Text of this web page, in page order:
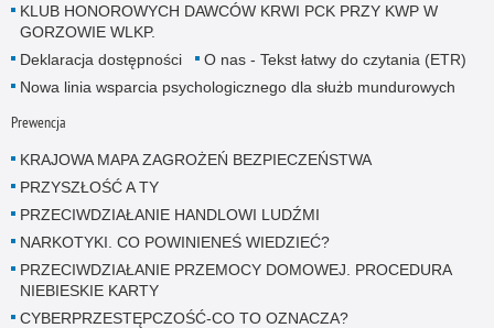
KLUB HONOROWYCH DAWCÓW KRWI PCK PRZY KWP W
GORZOWIE WLKP.
Deklaracja dostępności
O nas - Tekst łatwy do czytania (ETR)
Nowa linia wsparcia psychologicznego dla służb mundurowych
Prewencja
KRAJOWA MAPA ZAGROŻEŃ BEZPIECZEŃSTWA
PRZYSZŁOŚĆ A TY
PRZECIWDZIAŁANIE HANDLOWI LUDŹMI
NARKOTYKI. CO POWINIENEŚ WIEDZIEĆ?
PRZECIWDZIAŁANIE PRZEMOCY DOMOWEJ. PROCEDURA
NIEBIESKIE KARTY
CYBERPRZESTĘPCZOŚĆ-CO TO OZNACZA?